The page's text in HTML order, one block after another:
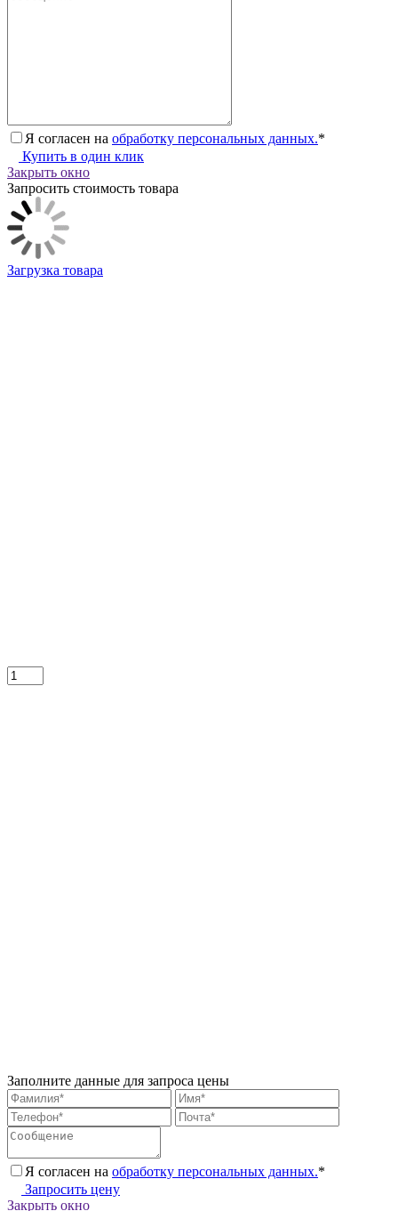
Я согласен на обработку персональных данных.*
Купить в один клик
Закрыть окно
Запросить стоимость товара
Загрузка товара
Заполните данные для запроса цены
Я согласен на обработку персональных данных.*
Запросить цену
Закрыть окно